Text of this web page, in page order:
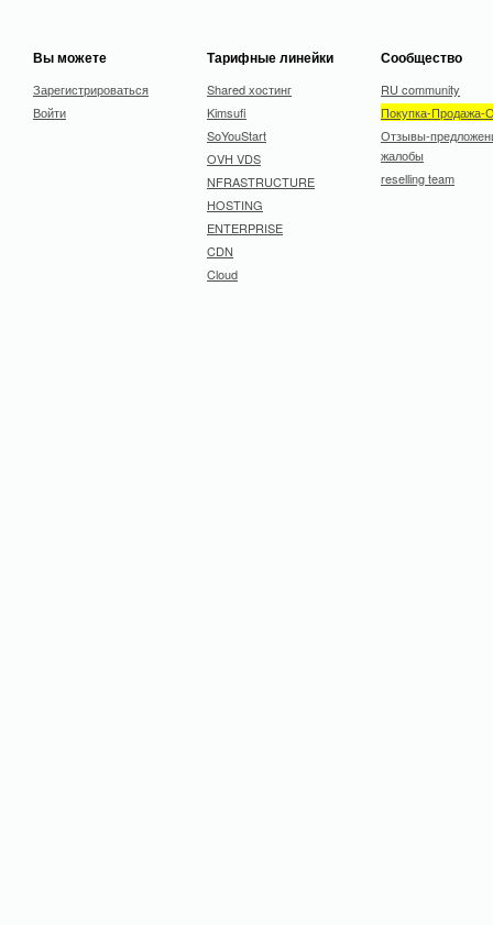
Вы можете
Зарегистрироваться
Войти
Тарифные линейки
Shared хостинг
Kimsufi
SoYouStart
OVH VDS
NFRASTRUCTURE
HOSTING
ENTERPRISE
CDN
Cloud
Сообщество
RU community
Покупка-Продажа-
Отзывы-
жалобы
reselling team